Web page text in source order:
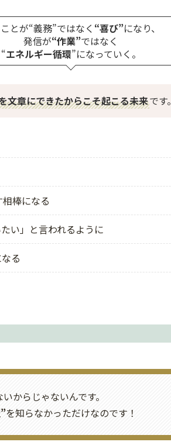
とが“義務”ではなく “喜び”になり、
発信が“作業”ではなく
“エネルギー循環”になっていく。
文章にできたからこそ起こる未来です。
棒になる
い」と言われるように
る
からじゃないんです。
を知らなかっただけなのです！